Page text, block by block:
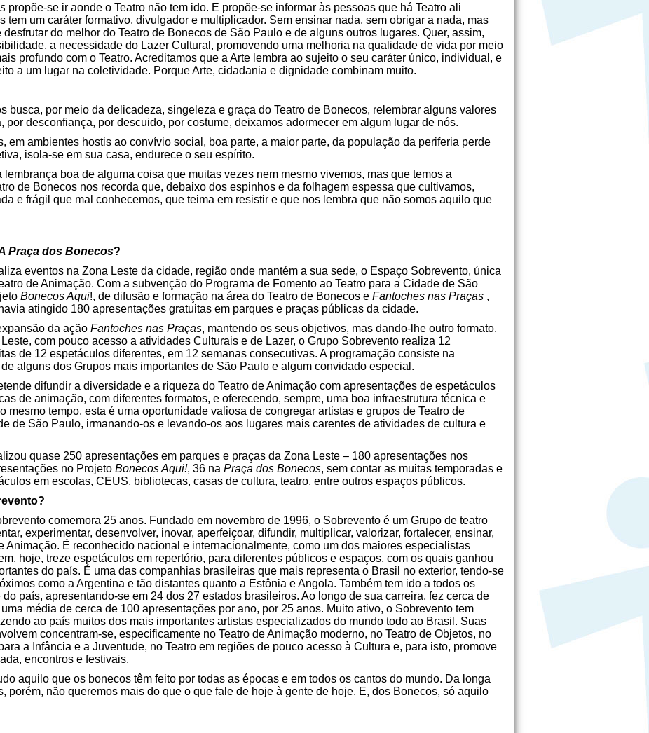
propõe-se ir aonde o Teatro não tem ido. E propõe-se informar às pessoas que há Teatro ali
s tem um caráter formativo, divulgador e multiplicador. Sem ensinar nada, sem obrigar a nada, mas
do melhor do Teatro de Bonecos de São Paulo e de alguns outros lugares. Quer, assim,
a necessidade do Lazer Cultural, promovendo uma melhoria na qualidade de vida por meio
profundo com o Teatro. Acreditamos que a Arte lembra ao sujeito o seu caráter único, individual, e
a um lugar na coletividade. Porque Arte, cidadania e dignidade combinam muito.
busca, por meio da delicadeza, singeleza e graça do Teatro de Bonecos, relembrar alguns valores
por desconfiança, por descuido, por costume, deixamos adormecer em algum lugar de nós.
em ambientes hostis ao convívio social, boa parte, a maior parte, da população da periferia perde
isola-se em sua casa, endurece o seu espírito.
lembrança boa de alguma coisa que muitas vezes nem mesmo vivemos, mas que temos a
de Bonecos nos recorda que, debaixo dos espinhos e da folhagem espessa que cultivamos,
e frágil que mal conhecemos, que teima em resistir e que nos lembra que não somos aquilo que
Praça dos Bonecos?
eventos na Zona Leste da cidade, região onde mantém a sua sede, o Espaço Sobrevento, única
de Animação. Com a subvenção do Programa de Fomento ao Teatro para a Cidade de São
Bonecos Aqui!, de difusão e formação na área do Teatro de Bonecos e Fantoches nas Praças ,
atingido 180 apresentações gratuitas em parques e praças públicas da cidade.
da ação Fantoches nas Praças, mantendo os seus objetivos, mas dando-lhe outro formato.
com pouco acesso a atividades Culturais e de Lazer, o Grupo Sobrevento realiza 12
de 12 espetáculos diferentes, em 12 semanas consecutivas. A programação consiste na
alguns dos Grupos mais importantes de São Paulo e algum convidado especial.
difundir a diversidade e a riqueza do Teatro de Animação com apresentações de espetáculos
de animação, com diferentes formatos, e oferecendo, sempre, uma boa infraestrutura técnica e
mesmo tempo, esta é uma oportunidade valiosa de congregar artistas e grupos de Teatro de
de São Paulo, irmanando-os e levando-os aos lugares mais carentes de atividades de cultura e
quase 250 apresentações em parques e praças da Zona Leste – 180 apresentações nos
no Projeto Bonecos Aqui!, 36 na Praça dos Bonecos, sem contar as muitas temporadas e
em escolas, CEUS, bibliotecas, casas de cultura, teatro, entre outros espaços públicos.
comemora 25 anos. Fundado em novembro de 1996, o Sobrevento é um Grupo de teatro
experimentar, desenvolver, inovar, aperfeiçoar, difundir, multiplicar, valorizar, fortalecer, ensinar,
Animação. É reconhecido nacional e internacionalmente, como um dos maiores especialistas
hoje, treze espetáculos em repertório, para diferentes públicos e espaços, com os quais ganhou
do país. É uma das companhias brasileiras que mais representa o Brasil no exterior, tendo-se
como a Argentina e tão distantes quanto a Estônia e Angola. Também tem ido a todos os
país, apresentando-se em 24 dos 27 estados brasileiros. Ao longo de sua carreira, fez cerca de
média de cerca de 100 apresentações por ano, por 25 anos. Muito ativo, o Sobrevento tem
ao país muitos dos mais importantes artistas especializados do mundo todo ao Brasil. Suas
concentram-se, especificamente no Teatro de Animação moderno, no Teatro de Objetos, no
a Infância e a Juventude, no Teatro em regiões de pouco acesso à Cultura e, para isto, promove
encontros e festivais.
aquilo que os bonecos têm feito por todas as épocas e em todos os cantos do mundo. Da longa
porém, não queremos mais do que o que fale de hoje à gente de hoje. E, dos Bonecos, só aquilo